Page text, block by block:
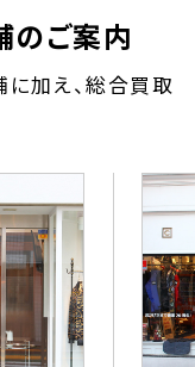
のご案内
加え、総合買取